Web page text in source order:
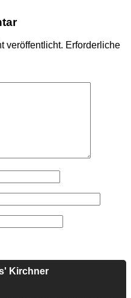
veröffentlicht. Erforderliche
Kirchner